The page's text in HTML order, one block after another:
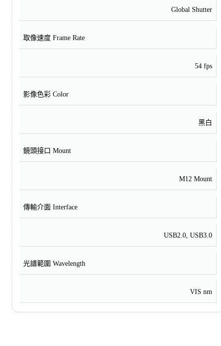
Global Shutter
取像速度 Frame Rate
54 fps
影像色彩 Color
黑白
鏡頭接口 Mount
M12 Mount
傳輸介面 Interface
USB2.0, USB3.0
光譜範圍 Wavelength
VIS nm